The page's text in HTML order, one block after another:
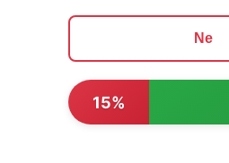
Ne
15%